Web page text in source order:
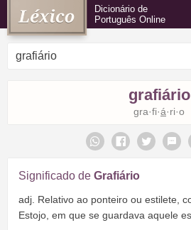
Dicionário de
Português Online
grafiário
gra·fi·á·ri·o
Significado de Grafiário
adj. Relativo ao ponteiro ou estilete,
Estojo, em que se guardava aquele